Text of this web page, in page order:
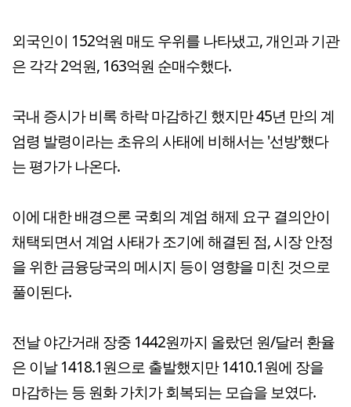
외국인이 152억원 매도 우위를 나타냈고, 개인과 기관
은 각각 2억원, 163억원 순매수했다.
국내 증시가 비록 하락 마감하긴 했지만 45년 만의 계
엄령 발령이라는 초유의 사태에 비해서는 '선방'했다
는 평가가 나온다.
이에 대한 배경으론 국회의 계엄 해제 요구 결의안이
채택되면서 계엄 사태가 조기에 해결된 점, 시장 안정
을 위한 금융당국의 메시지 등이 영향을 미친 것으로
풀이된다.
전날 야간거래 장중 1442원까지 올랐던 원/달러 환율
은 이날 1418.1원으로 출발했지만 1410.1원에 장을
마감하는 등 원화 가치가 회복되는 모습을 보였다.